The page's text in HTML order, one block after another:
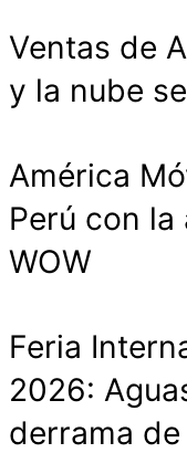
Ventas de
y la nube
América
Perú con
WOW
Feria
2026:
derrama de